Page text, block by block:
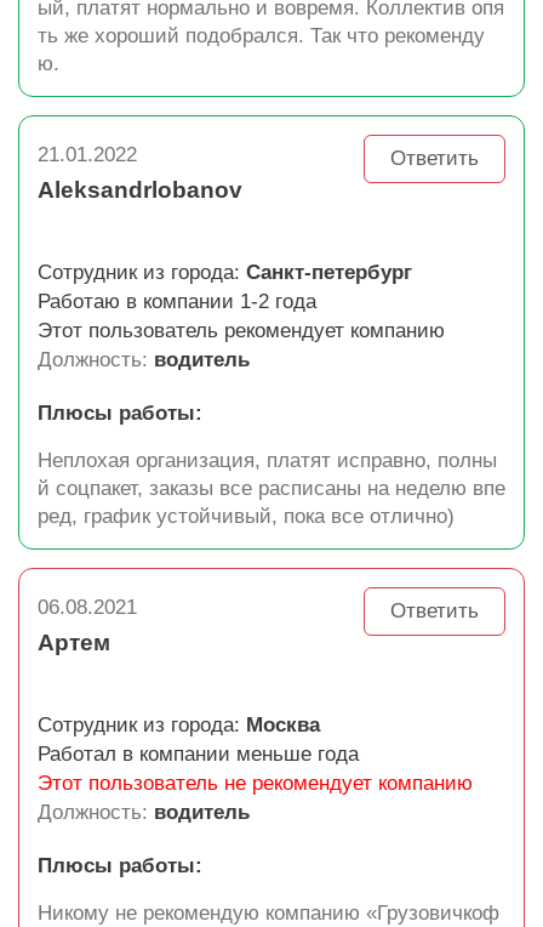
ый, платят нормально и вовремя. Коллектив опя
ть же хороший подобрался. Так что рекоменду
ю.
21.01.2022 Ответить
Aleksandrlobanov
Сотрудник из города: Санкт-петербург
Работаю в компании 1-2 года
Этот пользователь рекомендует компанию
Должность: водитель
Плюсы работы:
Неплохая организация, платят исправно, полны
й соцпакет, заказы все расписаны на неделю впе
ред, график устойчивый, пока все отлично)
06.08.2021 Ответить
Артем
Сотрудник из города: Москва
Работал в компании меньше года
Этот пользователь не рекомендует компанию
Должность: водитель
Плюсы работы:
Никому не рекомендую компанию «Грузовичкоф